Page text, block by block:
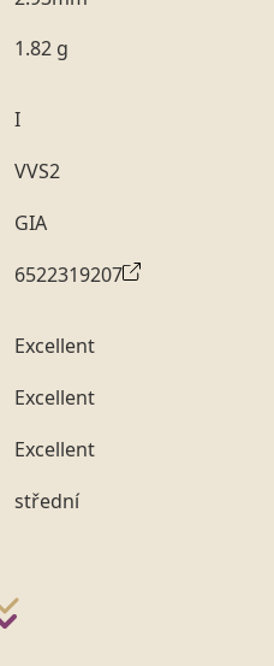
ověření, které z naší
tohoto konkrétního
1.82 g
I
VVS2
GIA
6522319207
Excellent
Excellent
Excellent
střední